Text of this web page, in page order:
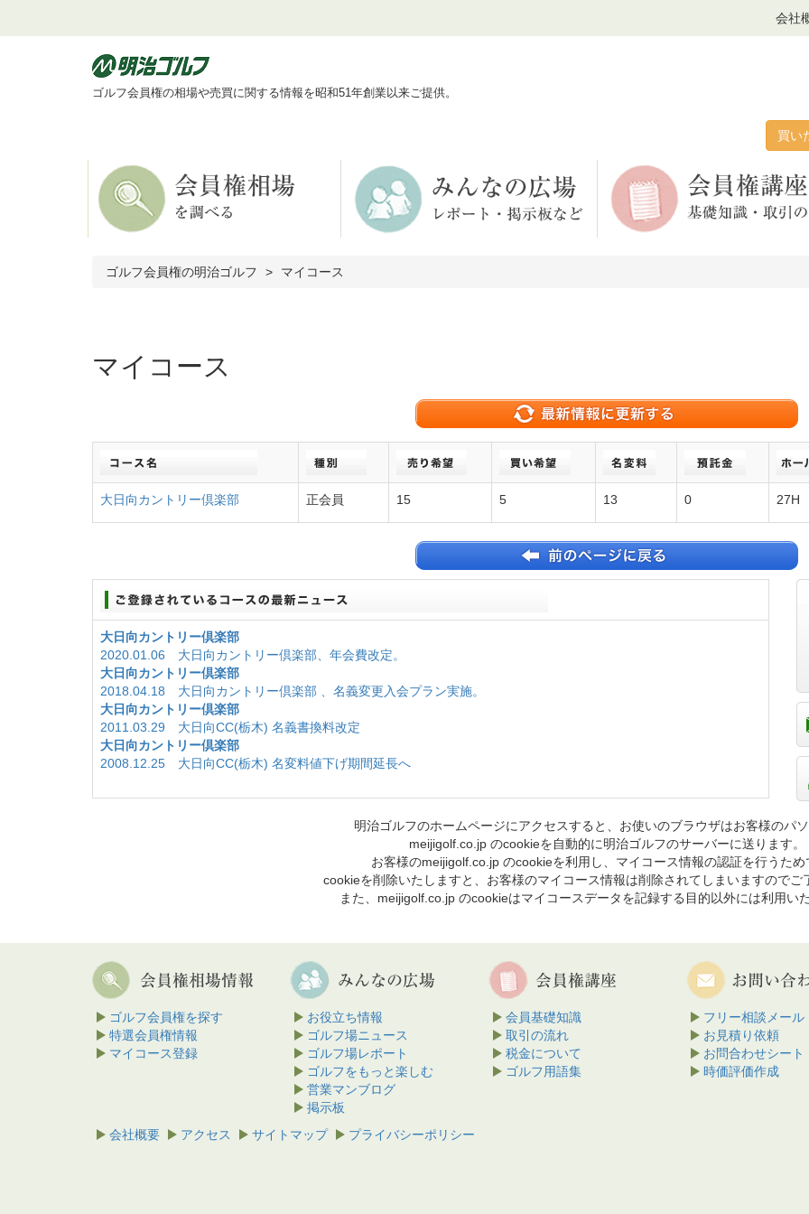
会社
ゴルフ会員権の相場や売買に関する情報を昭和51年創業以来ご提供。
買い
ゴルフ会員権の明治ゴルフ マイコース
マイコース
大日向カントリー倶楽部 正会員 15 5 13 0 27H
大日向カントリー倶楽部
2020.01.06 大日向カントリー倶楽部、年会費改定。
大日向カントリー倶楽部
2018.04.18 大日向カントリー倶楽部 、名義変更入会プラン実施。
大日向カントリー倶楽部
2011.03.29 大日向CC(栃木) 名義書換料改定
大日向カントリー倶楽部
2008.12.25 大日向CC(栃木) 名変料値下げ期間延長へ
明治ゴルフのホームページにアクセスすると、お使いのブラウザはお客様のパ
meijigolf.co.jp のcookieを自動的に明治ゴルフのサーバーに送ります。
お客様のmeijigolf.co.jp のcookieを利用し、マイコース情報の認証を行うため
cookieを削除いたしますと、お客様のマイコース情報は削除されてしまいますのでご
また、meijigolf.co.jp のcookieはマイコースデータを記録する目的以外には利用い
ゴルフ会員権を探す
特選会員権情報
マイコース登録
お役立ち情報
ゴルフ場ニュース
ゴルフ場レポート
ゴルフをもっと楽しむ
営業マンブログ
掲示板
会員基礎知識
取引の流れ
税金について
ゴルフ用語集
フリー相談メール
お見積り依頼
お問合わせシート
時価評価作成
会社概要 アクセス サイトマップ プライバシーポリシー